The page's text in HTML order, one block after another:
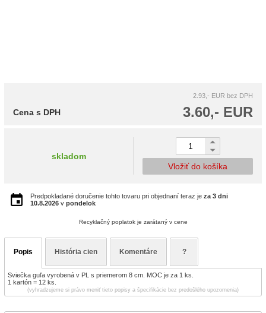
2.93,- EUR bez DPH
3.60,- EUR
Cena s DPH
skladom
Vložiť do košíka
Predpokladané doručenie tohto tovaru pri objednaní teraz je za 3 dni
10.8.2026 v pondelok
Recyklačný poplatok je zarátaný v cene
Popis História cien Komentáre ?
Sviečka guľa vyrobená v PL s priemerom 8 cm. MOC je za 1 ks.
1 kartón = 12 ks.
(vyhradzujeme si právo meniť tieto popisy a špecifikácie bez predošlého upozornenia)